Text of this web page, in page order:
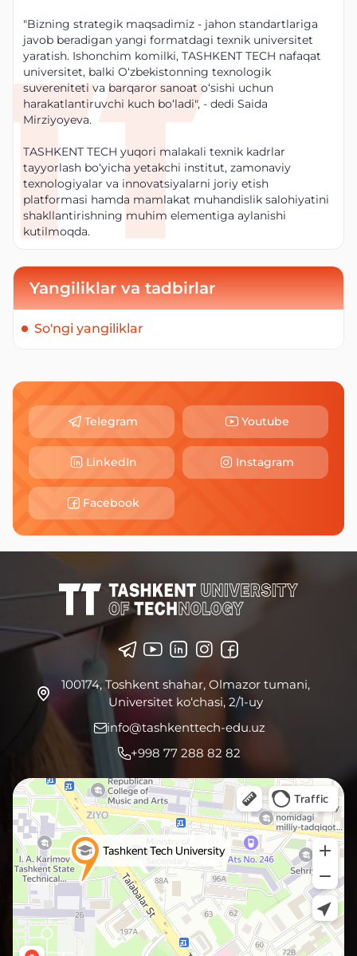
Yangiliklar va tadbirlar
So'ngi yangiliklar
"Bizning strategik maqsadimiz - jahon standartlariga
javob beradigan yangi formatdagi texnik universitet
yaratish. Ishonchim komilki, TASHKENT TECH nafaqat
universitet, balki Oʻzbekistonning texnologik
suvereniteti va barqaror sanoat oʻsishi uchun
harakatlantiruvchi kuch boʻladi", - dedi Saida
Mirziyoyeva.
TASHKENT TECH yuqori malakali texnik kadrlar
tayyorlash bo‘yicha yetakchi institut, zamonaviy
texnologiyalar va innovatsiyalarni joriy etish
platformasi hamda mamlakat muhandislik salohiyatini
shakllantirishning muhim elementiga aylanishi
kutilmoqda.
Telegram Youtube
LinkedIn Instagram
Facebook
100174, Toshkent shahar, Olmazor tumani,
Universitet ko‘chasi, 2/1-uy
info@tashkenttech-edu.uz
+998 77 288 82 82